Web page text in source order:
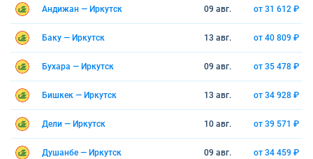
Андижан — Иркутск 09 авг. от 31 612 ₽
Баку — Иркутск 13 авг. от 40 809 ₽
Бухара — Иркутск 09 авг. от 35 478 ₽
Бишкек — Иркутск 13 авг. от 34 928 ₽
Дели — Иркутск 10 авг. от 39 571 ₽
Душанбе — Иркутск 09 авг. от 34 459 ₽